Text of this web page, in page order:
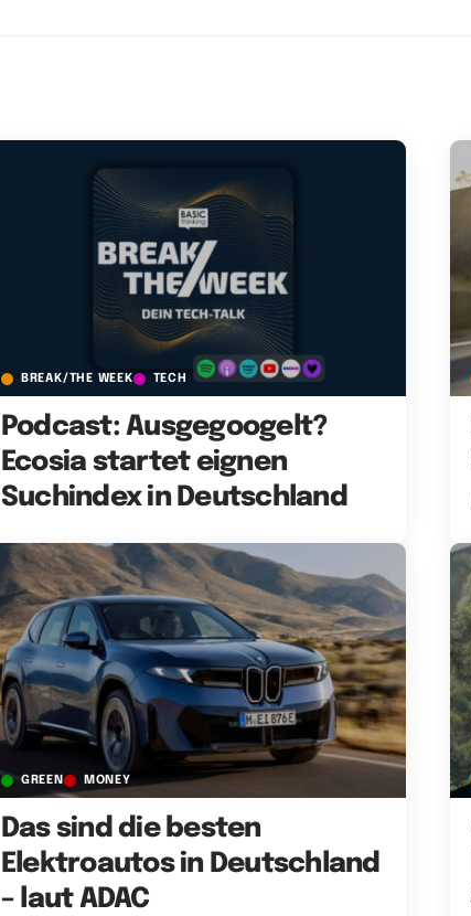
BREAK/THE WEEK TECH
Podcast: Ausgegoogelt?
Ecosia startet eignen
Suchindex in Deutschland
GREEN MONEY
Das sind die besten
Elektroautos in Deutschland
– laut ADAC